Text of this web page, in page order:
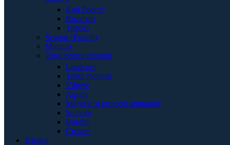
Rod Poduri
Buzzbari
Tripozi
Scaune (Fotolii)
Monturi
Totul pentru monturi
Leadcore
Textil monturi
Vârteje
Agrafe
Mărgele și protecții antitangle
Stopore
Burghii
Crosete
Răpitor